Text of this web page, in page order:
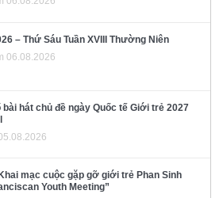
– Thứ Sáu Tuần XVIII Thường Niên
06.08.2026
bài hát chủ đề ngày Quốc tế Giới trẻ 2027
mạc cuộc gặp gỡ giới trẻ Phan Sinh
Youth Meeting”